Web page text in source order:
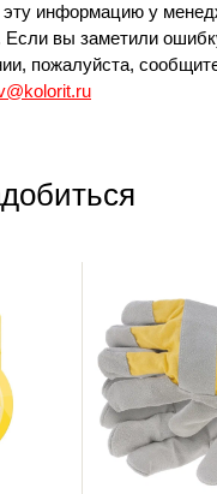
эту информацию у
Если вы заметили
пожалуйста,